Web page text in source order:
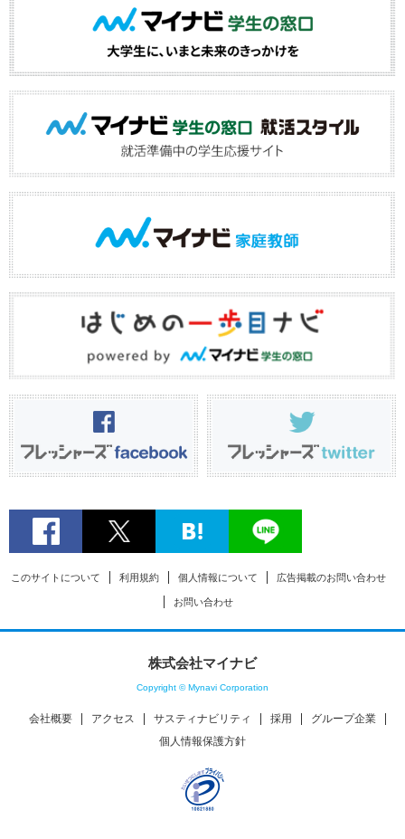
このサイトについて 利用規約 個人情報について 広告掲載のお問い合わせ
お問い合わせ
株式会社マイナビ
Copyright © Mynavi Corporation
会社概要 アクセス サスティナビリティ 採用
グループ企業
個人情報保護方針